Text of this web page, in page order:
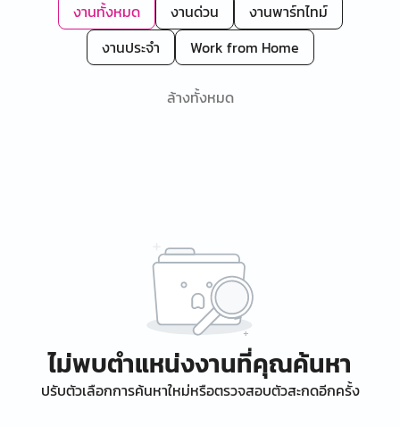
งานทั้งหมด งานด่วน
งานพาร์ทไทม์
งานประจำ
Work from Home
ล้างทั้งหมด
ไม่พบตำแหน่งงานที่คุณค้นหา
ปรับตัวเลือกการค้นหาใหม่หรือตรวจสอบตัวสะกดอีกครั้ง